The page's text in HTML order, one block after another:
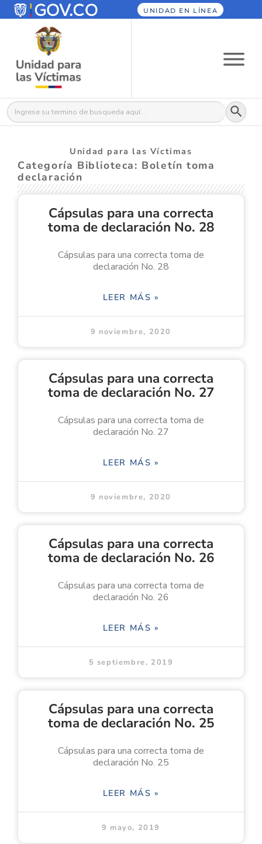
UNIDAD EN LÍNEA
Buscar: Botón
Unidad para las Víctimas
Categoría Biblioteca: Boletín toma
declaración
Cápsulas para una correcta
toma de declaración No. 28
Cápsulas para una correcta toma de
declaración No. 28
LEER MÁS »
9 noviembre, 2020
Cápsulas para una correcta
toma de declaración No. 27
Cápsulas para una correcta toma de
declaración No. 27
LEER MÁS »
9 noviembre, 2020
Cápsulas para una correcta
toma de declaración No. 26
Cápsulas para una correcta toma de
declaración No. 26
LEER MÁS »
5 septiembre, 2019
Cápsulas para una correcta
toma de declaración No. 25
Cápsulas para una correcta toma de
declaración No. 25
LEER MÁS »
9 mayo, 2019